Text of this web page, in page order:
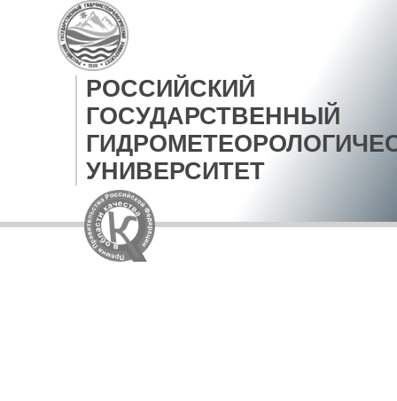
РОССИЙСКИЙ
ГОСУДАРСТВЕННЫЙ
УНИВЕРСИТЕТ